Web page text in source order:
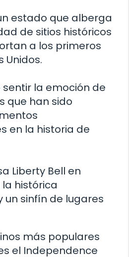
estado que alberga
de sitios históricos
a los primeros
Unidos.
sentir la emoción de
que han sido
en la historia de
Liberty Bell en
histórica
un sinfín de lugares
más populares
el Independence